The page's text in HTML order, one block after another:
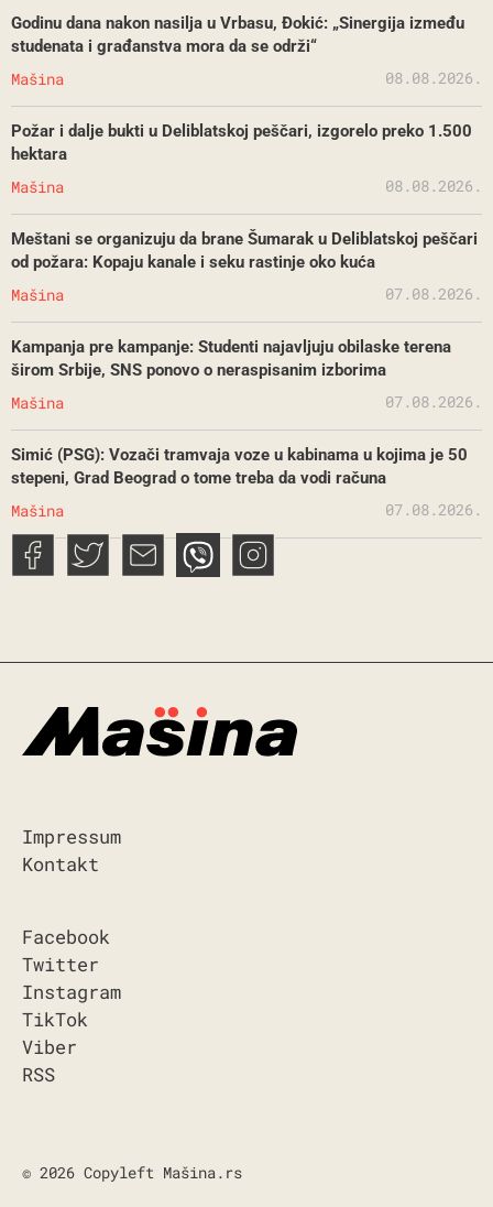
Godinu dana nakon nasilja u Vrbasu, Đokić: „Sinergija između
studenata i građanstva mora da se održi“
Mašina 08.08.2026.
Požar i dalje bukti u Deliblatskoj peščari, izgorelo preko 1.500
hektara
Mašina 08.08.2026.
Meštani se organizuju da brane Šumarak u Deliblatskoj peščari
od požara: Kopaju kanale i seku rastinje oko kuća
Mašina 07.08.2026.
Kampanja pre kampanje: Studenti najavljuju obilaske terena
širom Srbije, SNS ponovo o neraspisanim izborima
Mašina 07.08.2026.
Simić (PSG): Vozači tramvaja voze u kabinama u kojima je 50
stepeni, Grad Beograd o tome treba da vodi računa
Mašina 07.08.2026.
Impressum
Kontakt
Facebook
Twitter
Instagram
TikTok
Viber
RSS
© 2026 Copyleft Mašina.rs